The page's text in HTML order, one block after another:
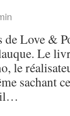
de Love &
Le
le
sachant